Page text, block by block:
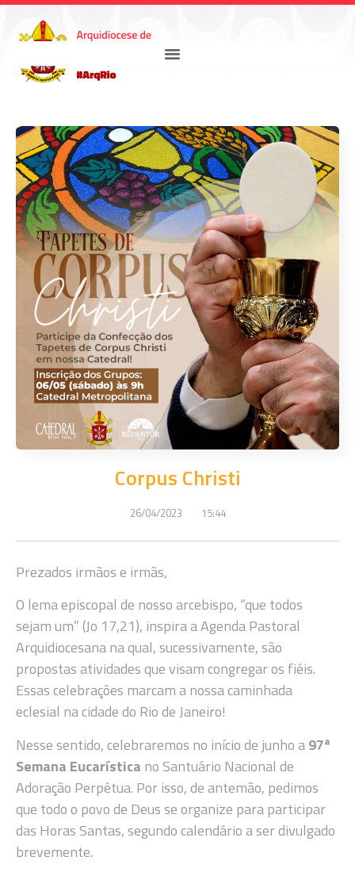
Corpus Christi
26/04/2023 15:44
Prezados irmãos e irmãs,
O lema episcopal de nosso arcebispo, “que todos
sejam um” (Jo 17,21), inspira a Agenda Pastoral
Arquidiocesana na qual, sucessivamente, são
propostas atividades que visam congregar os fiéis.
Essas celebrações marcam a nossa caminhada
eclesial na cidade do Rio de Janeiro!
Nesse sentido, celebraremos no início de junho a97ª
Semana Eucarística no Santuário Nacional de
Adoração Perpétua. Por isso, de antemão, pedimos
que todo o povo de Deus se organize para participar
das Horas Santas, segundo calendário a ser divulgado
brevemente.